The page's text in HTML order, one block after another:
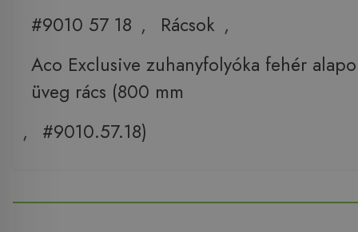
#9010 57 18 , Rácsok ,
Aco Exclusive zuhanyfolyóka fehér
üveg rács (800 mm
,
#9010.57.18)